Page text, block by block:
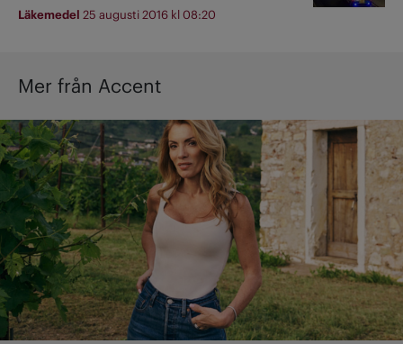
Läkemedel 25 augusti 2016 kl 08:20
Mer från Accent